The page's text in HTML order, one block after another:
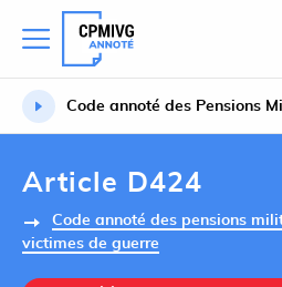
Code annoté des Pensions
Article D424
Code annoté des pensions
victimes de guerre